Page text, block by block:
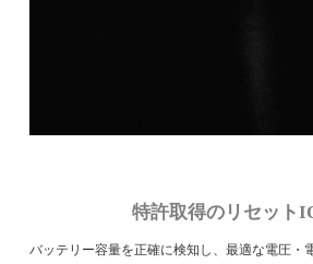
特許取得のリセット
バッテリー容量を正確に検知し、最適な電圧・